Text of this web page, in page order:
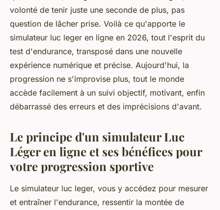
volonté de tenir juste une seconde de plus, pas
question de lâcher prise. Voilà ce qu'apporte le
simulateur luc leger en ligne en 2026, tout l'esprit du
test d'endurance, transposé dans une nouvelle
expérience numérique et précise. Aujourd'hui, la
progression ne s'improvise plus, tout le monde
accède facilement à un suivi objectif, motivant, enfin
débarrassé des erreurs et des imprécisions d'avant.
Le principe d'un simulateur Luc
Léger en ligne et ses bénéfices pour
votre progression sportive
Le simulateur luc leger, vous y accédez pour mesurer
et entraîner l'endurance, ressentir la montée de